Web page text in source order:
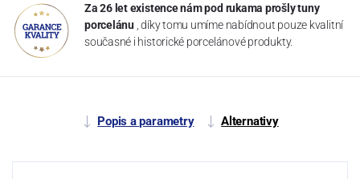
Za 26 let existence nám pod rukama prošly tuny
porcelánu , díky tomu umíme nabídnout pouze kvalitní
současné i historické porcelánové produkty.
Popis a parametry Alternativy